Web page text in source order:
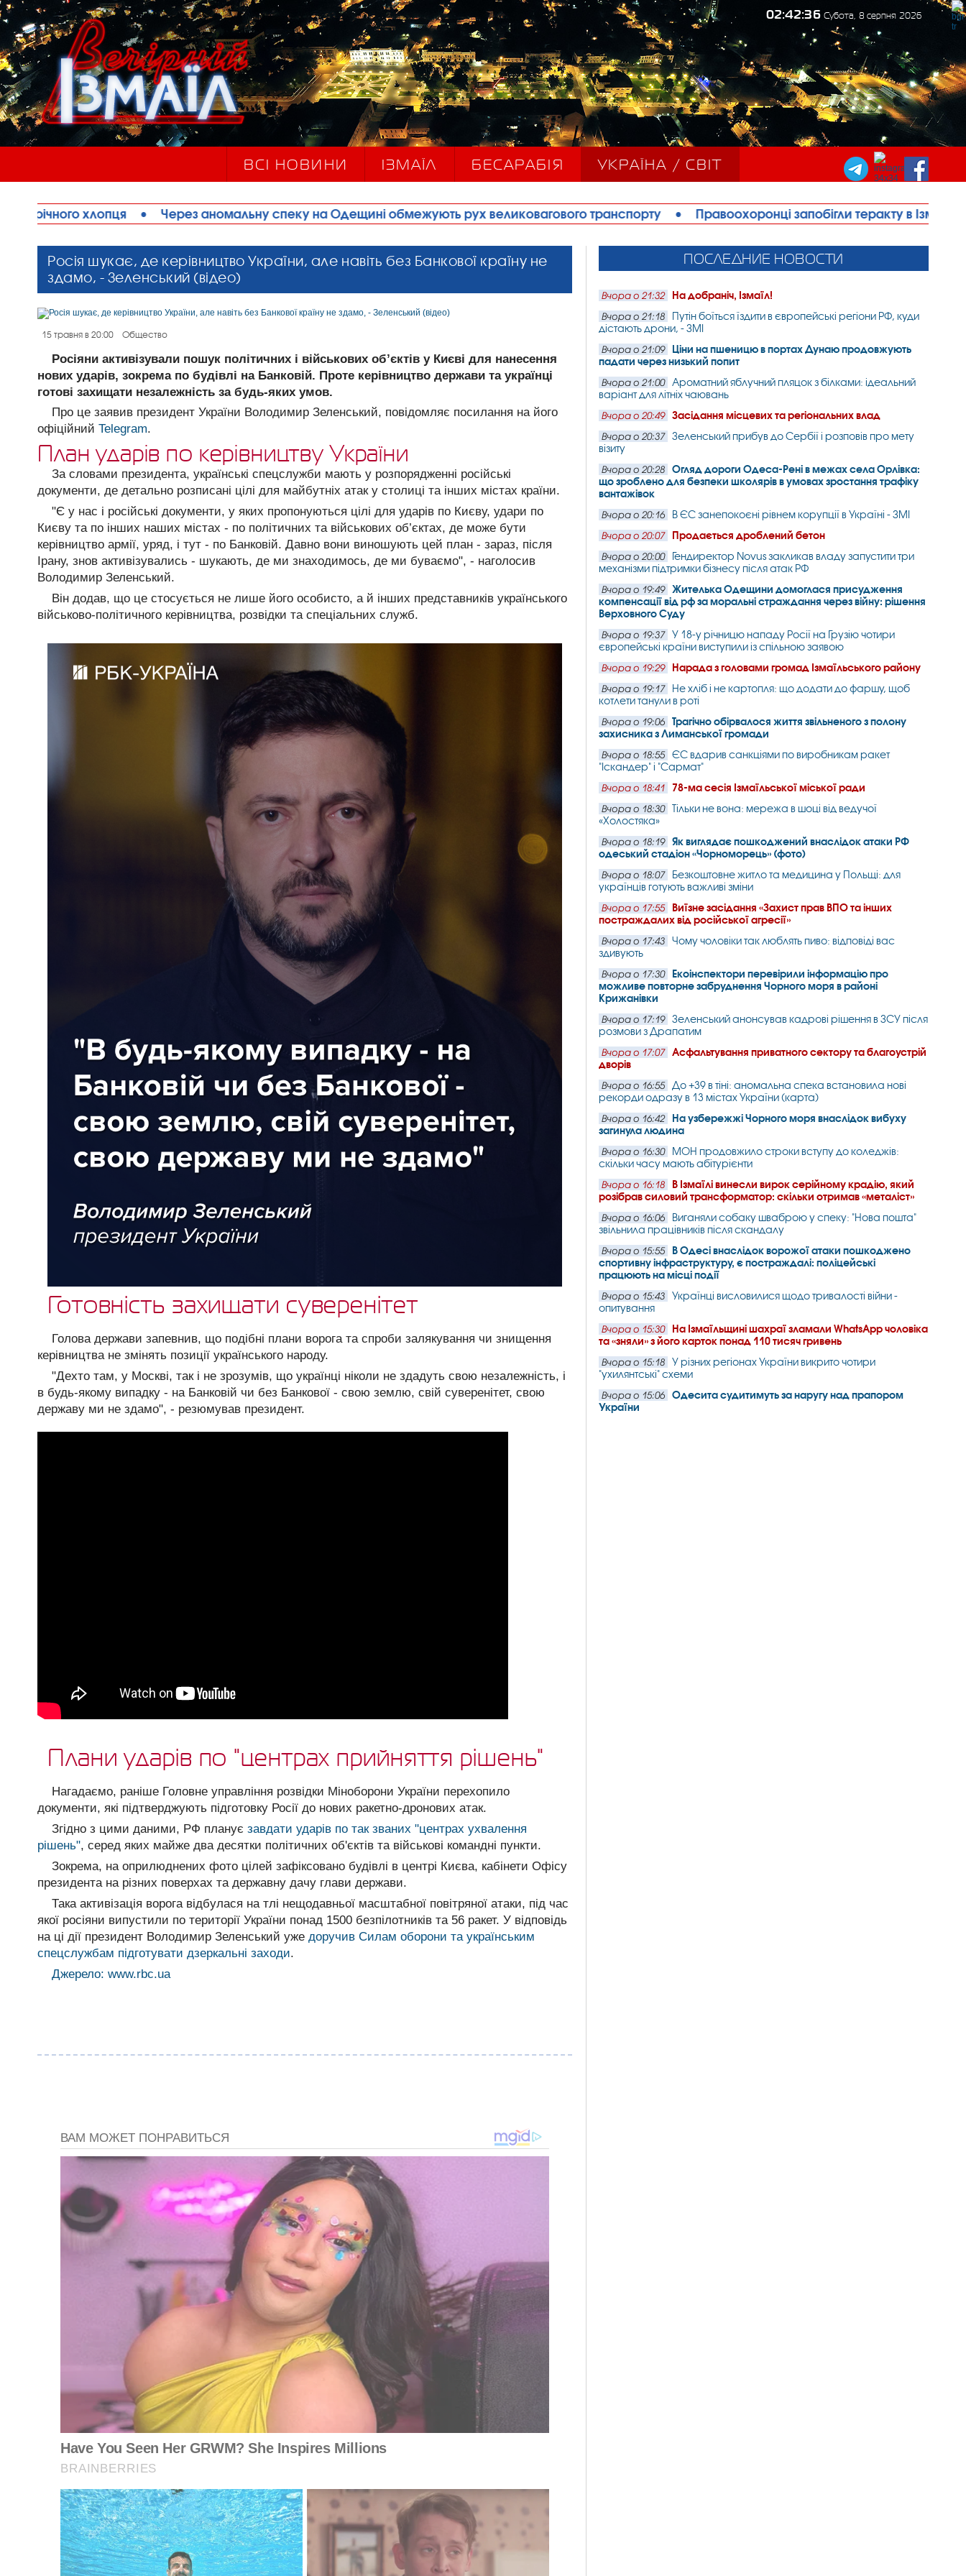
02:42:38 Субота, 8 серпня 2026
ВСІ НОВИНИ ІЗМАЇЛ БЕСАРАБІЯ УКРАЇНА / СВІТ
• Через аномальну спеку на Одещині обмежують рух великовагового транспорту • Правоохоронці запобігли теракту в Ізмаїлі: затримано
Росія шукає, де керівництво України, але навіть без Банкової країну не
здамо, - Зеленський (відео)
15 травня в 20:00 Общество
Росіяни активізували пошук політичних і військових об’єктів у Києві для нанесення
нових ударів, зокрема по будівлі на Банковій. Проте керівництво держави та українці
готові захищати незалежність за будь-яких умов.
Про це заявив президент України Володимир Зеленський, повідомляє посилання на його
офіційний Telegram.
План ударів по керівництву України
За словами президента, українські спецслужби мають у розпорядженні російські
документи, де детально розписані цілі для майбутніх атак у столиці та інших містах країни.
"Є у нас і російські документи, у яких пропонуються цілі для ударів по Києву, удари по
Києву та по інших наших містах - по політичних та військових об’єктах, де може бути
керівництво армії, уряд, і тут - по Банковій. Давно вони виношують цей план - зараз, після
Ірану, знов активізувались - шукають, де ми знаходимось, де ми буваємо", - наголосив
Володимир Зеленський.
Він додав, що це стосується не лише його особисто, а й інших представників українського
військово-політичного керівництва, розвідки та спеціальних служб.
Готовність захищати суверенітет
Голова держави запевнив, що подібні плани ворога та спроби залякування чи знищення
керівництва не змінять позиції українського народу.
"Дехто там, у Москві, так і не зрозумів, що українці ніколи не здадуть свою незалежність, і
в будь-якому випадку - на Банковій чи без Банкової - свою землю, свій суверенітет, свою
державу ми не здамо", - резюмував президент.
Плани ударів по "центрах прийняття рішень"
Нагадаємо, раніше Головне управління розвідки Міноборони України перехопило
документи, які підтверджують підготовку Росії до нових ракетно-дронових атак.
Згідно з цими даними, РФ планує завдати ударів по так званих "центрах ухвалення
рішень", серед яких майже два десятки політичних об'єктів та військові командні пункти.
Зокрема, на оприлюднених фото цілей зафіксовано будівлі в центрі Києва, кабінети Офісу
президента на різних поверхах та державну дачу глави держави.
Така активізація ворога відбулася на тлі нещодавньої масштабної повітряної атаки, під час
якої росіяни випустили по території України понад 1500 безпілотників та 56 ракет. У відповідь
на ці дії президент Володимир Зеленський уже доручив Силам оборони та українським
спецслужбам підготувати дзеркальні заходи.
Джерело: www.rbc.ua
ПОСЛЕДНИЕ НОВОСТИ
Вчора о 21:32 На добраніч, Ізмаїл!
Вчора о 21:18
Путін боїться їздити в європейські регіони РФ, куди
дістають дрони, - ЗМІ
Вчора о 21:09
Ціни на пшеницю в портах Дунаю продовжують
падати через низький попит
Вчора о 21:00
Ароматний яблучний пляцок з білками: ідеальний
варіант для літніх чаювань
Вчора о 20:49 Засідання місцевих та регіональних влад
Вчора о 20:37
Зеленський прибув до Сербії і розповів про мету
візиту
Вчора о 20:28
Огляд дороги Одеса-Рені в межах села Орлівка:
що зроблено для безпеки школярів в умовах зростання трафіку
вантажівок
Вчора о 20:16 В ЄС занепокоєні рівнем корупції в Україні - ЗМІ
Вчора о 20:07 Продається дроблений бетон
Вчора о 20:00
Гендиректор Novus закликав владу запустити три
механізми підтримки бізнесу після атак РФ
Вчора о 19:49
Жителька Одещини домоглася присудження
компенсації від рф за моральні страждання через війну: рішення
Верховного Суду
Вчора о 19:37
У 18-у річницю нападу Росії на Грузію чотири
європейські країни виступили із спільною заявою
Вчора о 19:29 Нарада з головами громад Ізмаїльського району
Вчора о 19:17
Не хліб і не картопля: що додати до фаршу, щоб
котлети танули в роті
Вчора о 19:06
Трагічно обірвалося життя звільненого з полону
захисника з Лиманської громади
Вчора о 18:55
ЄС вдарив санкціями по виробникам ракет
"Іскандер" і "Сармат"
Вчора о 18:41 78-ма сесія Ізмаїльської міської ради
Вчора о 18:30
Тільки не вона: мережа в шоці від ведучої
«Холостяка»
Вчора о 18:19
Як виглядає пошкоджений внаслідок атаки РФ
одеський стадіон «Чорноморець» (фото)
Вчора о 18:07
Безкоштовне житло та медицина у Польщі: для
українців готують важливі зміни
Вчора о 17:55
Виїзне засідання «Захист прав ВПО та інших
постраждалих від російської агресії»
Вчора о 17:43
Чому чоловіки так люблять пиво: відповіді вас
здивують
Вчора о 17:30
Екоінспектори перевірили інформацію про
можливе повторне забруднення Чорного моря в районі
Крижанівки
Вчора о 17:19
Зеленський анонсував кадрові рішення в ЗСУ після
розмови з Драпатим
Вчора о 17:07
Асфальтування приватного сектору та благоустрій
дворів
Вчора о 16:55
До +39 в тіні: аномальна спека встановила нові
рекорди одразу в 13 містах України (карта)
Вчора о 16:42
На узбережжі Чорного моря внаслідок вибуху
загинула людина
Вчора о 16:30
МОН продовжило строки вступу до коледжів:
скільки часу мають абітурієнти
Вчора о 16:18
В Ізмаїлі винесли вирок серійному крадію, який
розібрав силовий трансформатор: скільки отримав «металіст»
Вчора о 16:06
Виганяли собаку шваброю у спеку: "Нова пошта"
звільнила працівників після скандалу
Вчора о 15:55
В Одесі внаслідок ворожої атаки пошкоджено
спортивну інфраструктуру, є постраждалі: поліцейські
працюють на місці події
Вчора о 15:43
Українці висловилися щодо тривалості війни -
опитування
Вчора о 15:30
На Ізмаїльщині шахраї зламали WhatsApp чоловіка
та «зняли» з його карток понад 110 тисяч гривень
Вчора о 15:18
У різних регіонах України викрито чотири
"ухилянтські" схеми
Вчора о 15:06
Одесита судитимуть за наругу над прапором
України